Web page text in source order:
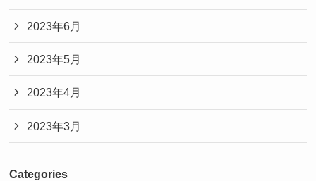
2023年6月
2023年5月
2023年4月
2023年3月
Categories